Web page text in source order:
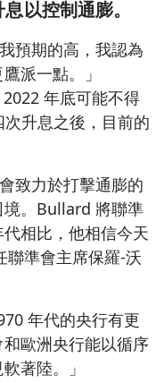
以控制通膨。
預期的高，我認為
派一點。」
年底可能不得
升息之後，目前的
致力於打擊通膨的
境。Bullard 將聯準
相比，他相信今天
聯準會主席保羅-沃
年代的央行有更
歐洲央行能以循序
著陸。」